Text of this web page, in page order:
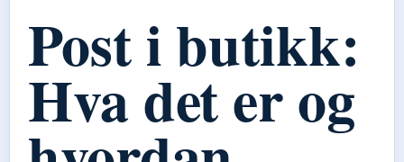
Post i butikk:
Hva det er og